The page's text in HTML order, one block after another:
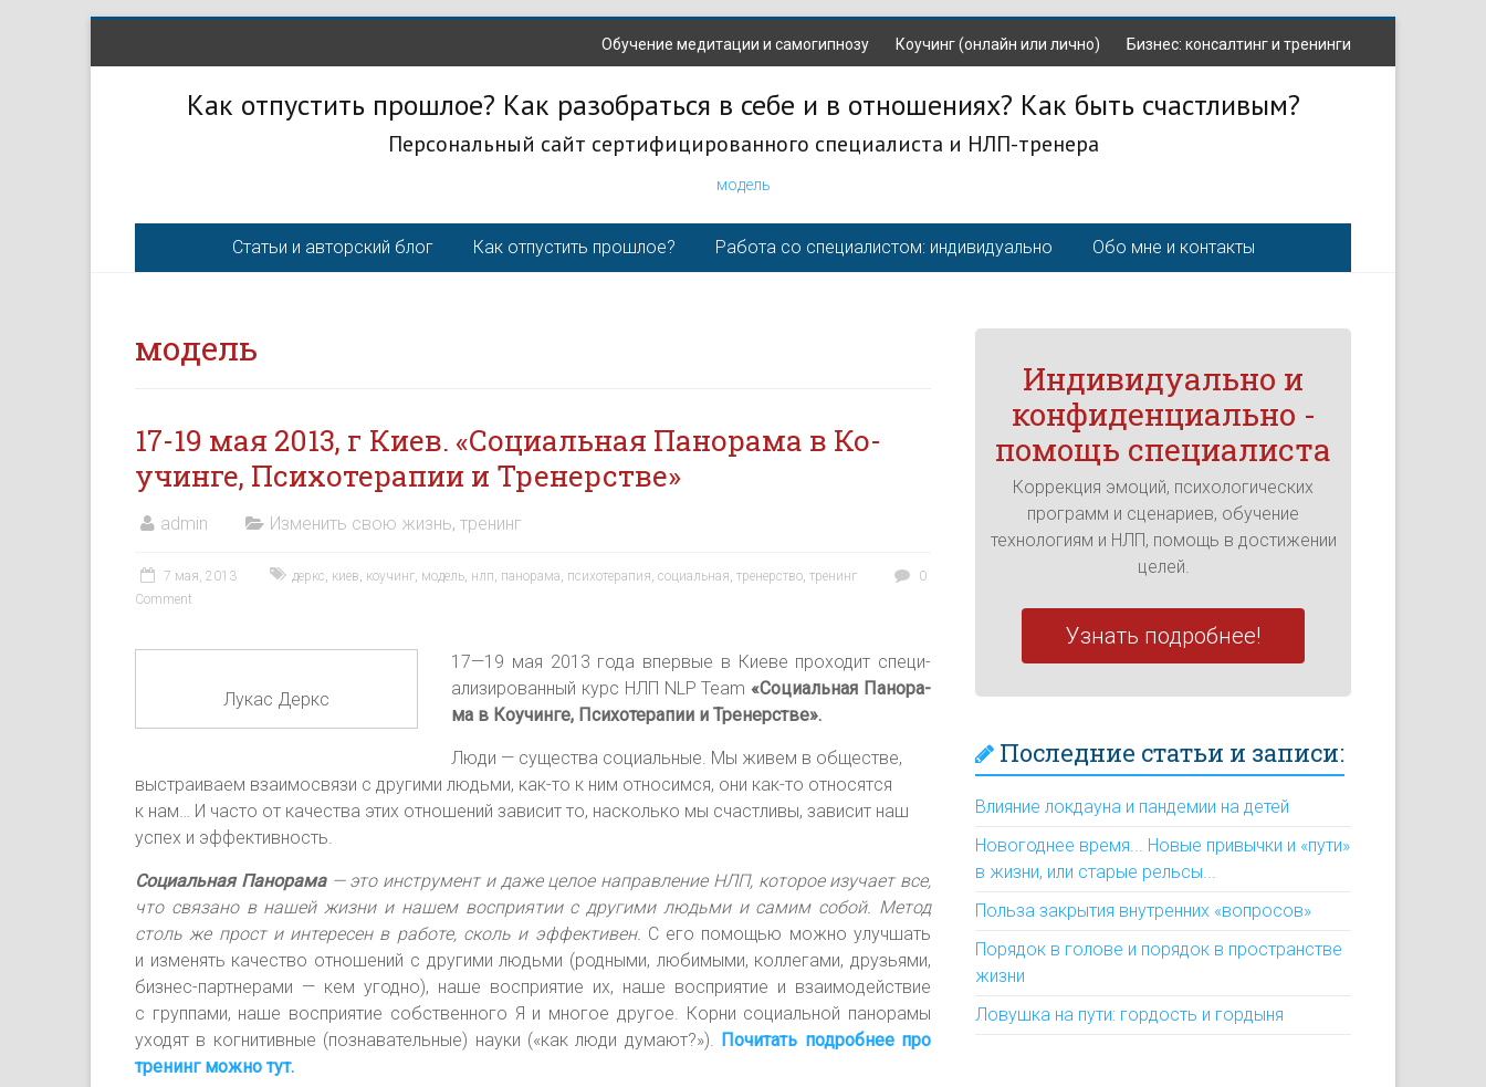
Обучение медитации и самогипнозу Коучинг (онлайн или лично) Бизнес: консалтинг и тренинги
Как отпустить прошлое? Как разобраться в себе и в отношениях? Как быть счастливым?
Персональный сайт сертифицированного специалиста и НЛП-тренера
модель
Статьи и авторский блог Как отпустить прошлое? Работа со специалистом: индивидуально Обо мне и контакты
модель
17-19 мая 2013, г Киев. «Со­ци­аль­ная Па­нора­ма в Ко­
учин­ге, Психотерапии и Тренерстве»
admin Изменить свою жизнь, тренинг
7 мая, 2013 деркс, киев, коучинг, модель, нлп, панорама, психотерапия, социальная, тренерство, тренинг
0
Comment
Лукас Деркс
17—19 мая 2013 года впер­вые в Ки­еве про­ходит спе­ци­
али­зиро­ван­ный курс НЛП NLP Team«Со­ци­аль­ная Па­нора­
ма в Ко­учин­ге, Психотерапии и Тренерстве».
Люди — су­щест­ва со­ци­аль­ные. Мы жи­вем в об­щест­ве,
выст­ра­иваем вза­имос­вя­зи с дру­гими людь­ми, как-то к ним от­но­сим­ся, они как-то от­но­сят­ся
к нам… И час­то от ка­чест­ва этих от­но­шений за­висит то, нас­коль­ко мы счаст­ли­вы, за­висит наш
ус­пех и эф­фектив­ность.
Со­ци­аль­ная Па­нора­ма— это инс­тру­мент и даже це­лое нап­равле­ние НЛП, ко­торое изу­ча­ет все,
что свя­зано в на­шей жиз­ни и на­шем восп­ри­ятии с дру­гими людь­ми и са­мим со­бой. Ме­тод
столь же прост и ин­те­ресен в ра­боте, сколь и эф­фекти­вен. С его по­мощью мож­но улучшать
и из­ме­нять ка­чест­во от­но­шений с дру­гими людь­ми (род­ны­ми, лю­бимы­ми, кол­ле­гами, друзь­ями,
биз­нес-парт­не­рами — кем угод­но), наше восп­ри­ятие их, наше восп­ри­ятие и вза­имо­дей­ствие
с груп­па­ми, наше восп­ри­ятие собс­твен­но­го Я и мно­гое дру­гое. Корни социальной панорамы
уходят в когнитивные (познавательные) науки («как люди думают?»). Почитать подробнее про
тренинг можно тут.
Индивидуально и
конфиденциально -
помощь специалиста
Коррекция эмоций, психологических
программ и сценариев, обучение
технологиям и НЛП, помощь в достижении
целей.
Узнать подробнее!
Последние статьи и записи:
Влияние локдауна и пандемии на детей
Новогоднее время... Новые привычки и «пути»
в жизни, или старые рельсы...
Польза закрытия внутренних «вопросов»
Порядок в голове и порядок в пространстве
жизни
Ловушка на пути: гордость и гордыня